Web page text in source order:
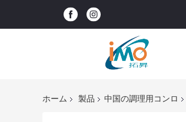
ホーム 製品 中国の調理用コンロ